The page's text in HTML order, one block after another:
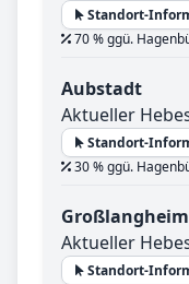
Standort-
70 % ggü.
Aubstadt
Aktueller
Standort-
30 % ggü.
Großlangheim
Aktueller
Standort-